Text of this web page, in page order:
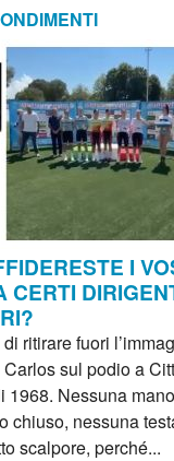
I
CERTI
ritirare fuori
sul podio a
1968. Nessuna
chiuso, nessuna
scalpore, perché...